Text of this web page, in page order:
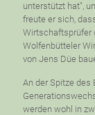
unterstützt hat",
freute er sich,
Wirtschaftsprüfer
Wolfenbütteler
von Jens Düe
An der Spitze des
werden wohl in